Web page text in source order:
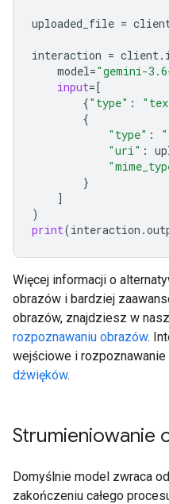
uploaded_file =
interaction = client.
model="gemini-
input=[
{"type" :
{
"type" :
"uri" :
}
]
)
print(interaction .
Więcej informacji o
obrazów i bardziej
obrazów, znajdziesz w
rozpoznawaniu obrazów.
wejściowe i rozpoznawanie
dźwięków.
Strumieniowanie
Domyślnie model zwraca
zakończeniu całego